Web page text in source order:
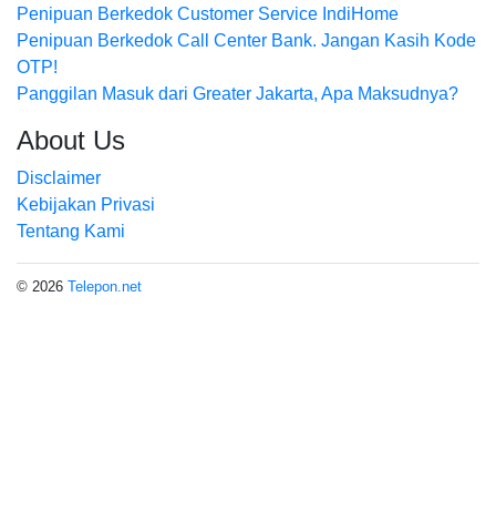
Penipuan Berkedok Customer Service IndiHome
Penipuan Berkedok Call Center Bank. Jangan Kasih Kode
OTP!
Panggilan Masuk dari Greater Jakarta, Apa Maksudnya?
About Us
Disclaimer
Kebijakan Privasi
Tentang Kami
© 2026 Telepon.net